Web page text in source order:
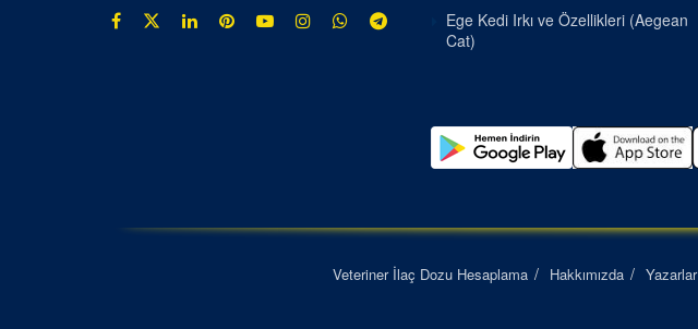
Ege Kedi Irkı ve Özellikleri (Aegean
Cat)
Veteriner İlaç Dozu Hesaplama Hakkımızda Yazarlar